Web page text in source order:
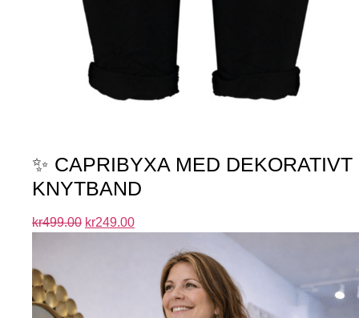
✨ CAPRIBYXA MED DEKORATIVT
KNYTBAND
kr499.00 kr249.00